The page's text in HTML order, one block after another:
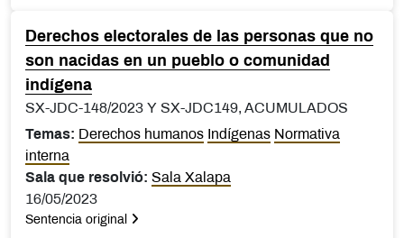
Derechos electorales de las personas que no
son nacidas en un pueblo o comunidad
indígena
SX-JDC-148/2023 Y SX-JDC149, ACUMULADOS
Temas:
Derechos humanos Indígenas Normativa
interna
Sala que resolvió: Sala Xalapa
16/05/2023
Sentencia original